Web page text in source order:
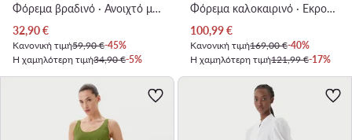
Φόρεμα βραδινό · Ανοιχτό μπλε · Maxi, Ασύμμετρο
Τρέχουσα τιμή
32,90€
Κανονική τιμή59,90 €-45%
Η χαμηλότερη τιμή34,90 €-5%
Φόρεμα καλοκαιρινό · Εκρού · Maxi
Τρέχουσα τιμή
100,99€
Κανονική τιμή169,00 €-40%
Η χαμηλότερη τιμή121,99 €-17%